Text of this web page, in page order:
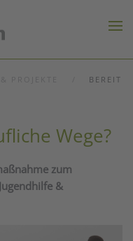
BEREIT
Wege?
zum
&